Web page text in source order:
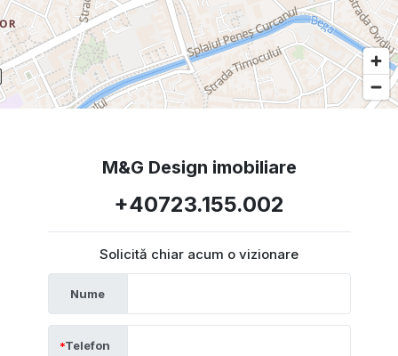
M&G Design imobiliare
+40723.155.002
Solicită chiar acum o vizionare
Nume
Telefon